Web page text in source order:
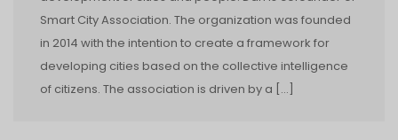
Smart City Association. The organization was founded
in 2014 with the intention to create a framework for
developing cities based on the collective intelligence
of citizens. The association is driven by a […]